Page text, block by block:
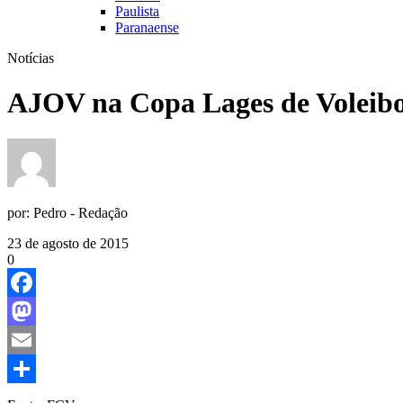
Paulista
Paranaense
Notícias
AJOV na Copa Lages de
por: Pedro - Redação
23 de agosto de 2015
0
Facebook
Mastodon
Email
Share